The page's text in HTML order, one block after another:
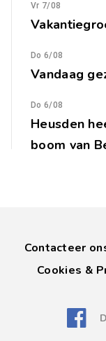
Vr 7/08
Do 6/08
Vandaag
Do 6/08
Heusden
boom van
Contacteer
Cookies &